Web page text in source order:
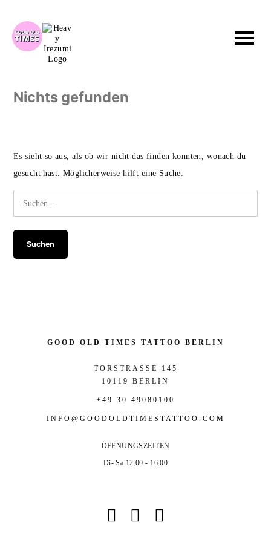
Inhalt
springen
Nichts gefunden
Es sieht so aus, als ob wir nicht das finden konnten, wonach du
gesucht hast. Möglicherweise hilft eine Suche.
Suchen
nach:
GOOD OLD TIMES TATTOO BERLIN
TORSTRASSE 145
10119 BERLIN
+49 30 49080100
INFO@GOODOLDTIMESTATTOO.COM
ÖFFNUNGSZEITEN
Di- Sa 12.00 - 16.00